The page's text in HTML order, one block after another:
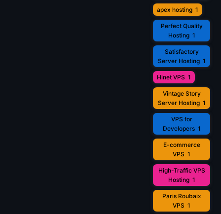
apex hosting 1
Perfect Quality
Hosting 1
Satisfactory
Server Hosting 1
Hinet VPS 1
Vintage Story
Server Hosting 1
VPS for
Developers 1
E-commerce
VPS 1
High-Traffic VPS
Hosting 1
Paris Roubaix
VPS 1